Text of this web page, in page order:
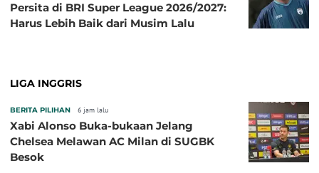
Persita di BRI Super League 2026/2027:
Harus Lebih Baik dari Musim Lalu
LIGA INGGRIS
BERITA PILIHAN 6 jam lalu
Xabi Alonso Buka-bukaan Jelang
Chelsea Melawan AC Milan di SUGBK
Besok